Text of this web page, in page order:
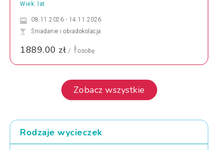
Wiek: lat
08.11.2026 - 14.11.2026
Śniadanie i obiadokolacja
1889.00 zł / osobę
Zobacz wszystkie
Rodzaje wycieczek